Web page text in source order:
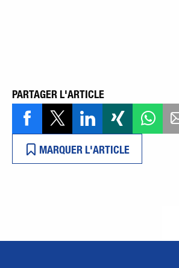
PARTAGER L'ARTICLE
MARQUER L'ARTICLE